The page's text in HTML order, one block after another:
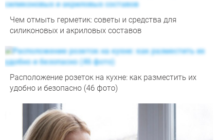
Чем отмыть герметик: советы и средства для
силиконовых и акриловых составов
Расположение розеток на кухне: как разместить их
удобно и безопасно (46 фото)